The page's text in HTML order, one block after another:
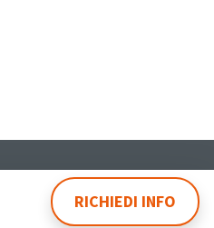
RICHIEDI INFO